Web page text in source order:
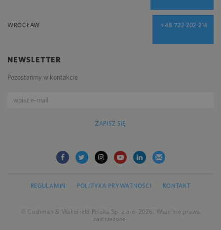
WROCŁAW +48 722 202 214
NEWSLETTER
Pozostańmy w kontakcie
ZAPISZ SIĘ
REGULAMIN POLITYKA PRYWATNOŚCI KONTAKT
© Cushman & Wakefield Polska Sp. z o.o. 2026. Wszelkie prawa
zastrzeżone.